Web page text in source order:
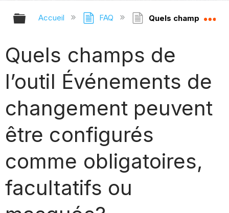
Développer/réduire la hiérarchie
Accueil FAQ Quels champs de
Quels champs de
l’outil Événements de
changement peuvent
être configurés
comme obligatoires,
facultatifs ou